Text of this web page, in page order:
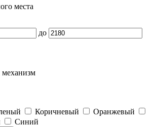
места
до
Коричневый
Оранжевый
Синий